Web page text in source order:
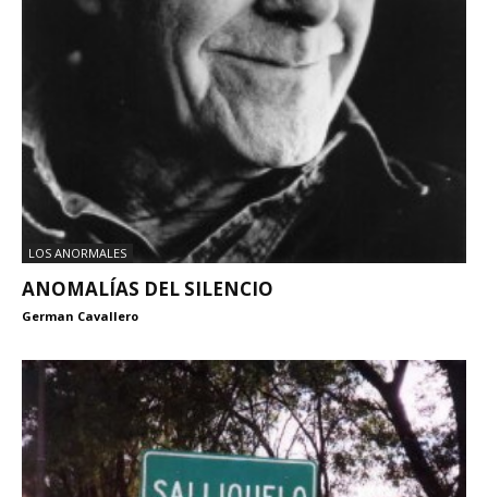
LOS ANORMALES
ANOMALÍAS DEL SILENCIO
German Cavallero